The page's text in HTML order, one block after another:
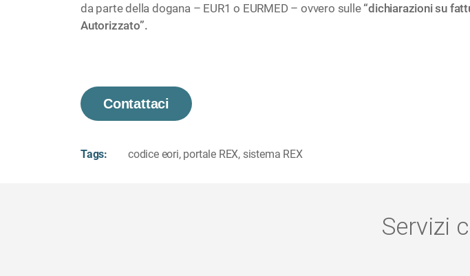
da parte della dogana – EUR1 o EURMED – ovvero sulle “dichiarazioni su
Autorizzato”.
Contattaci
Tags: codice eori, portale REX, sistema REX
Servizi